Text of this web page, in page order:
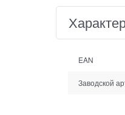
EAN
Заводской